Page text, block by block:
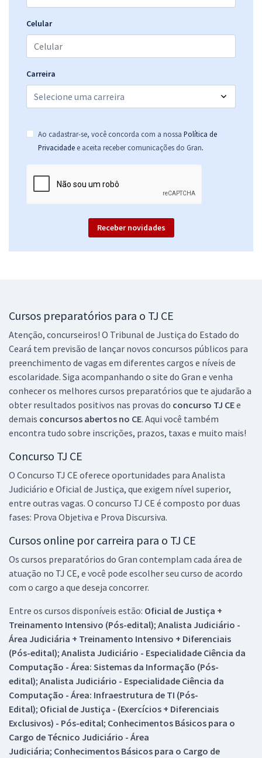
ou 12x deR$30,65
Área Apoio Especializado – Especialidade: Psicologia (Pós-Edital)
R$ 479,92à vista
R$39,99
Economize R$ 119,98 (-20%)
Economize R$ 71,96 (-20%)
Comprar
Mentoria - TJCE (Técnico Judiciário e Analista do Direito) - com Elvino
Magalhães
12x de R$49,83
ou R$ 597,90 à vista
Treinamento Intensivo para TJ CE Analista Judiciário – Área Judiciária
(Pós-edital)
R$ 159,92 à vista
R$
Economize R$ 39,98 (-20%)
Comprar
Treinamento Intensivo para TJ CE - Técnico Judiciário - Área:
Judiciária (Pós-Edital)
R$ 159,92à vista
ou 12x deR$13,33
Economize R$ 39,98 (-20%)
Comprar
Celular
Carreira
Ao cadastrar-se, você concorda com a nossa Política de
Privacidade e aceita receber comunicações do Gran.
Receber novidades
Cursos preparatórios para o TJ CE
Atenção, concurseiros! O Tribunal de Justiça do Estado do
Ceará tem previsão de lançar novos concursos públicos para
preenchimento de vagas em diferentes cargos e níveis de
escolaridade. Siga acompanhando o site do Gran e venha
conhecer os melhores cursos preparatórios que te ajudarão a
obter resultados positivos nas provas do concurso TJ CEe
demais concursos abertos no CE. Aqui você também
encontra tudo sobre inscrições, prazos, taxas e muito mais!
Concurso TJ CE
O Concurso TJ CE oferece oportunidades para Analista
Judiciário e Oficial de Justiça, que exigem nível superior,
entre outras vagas. O concurso TJ CE é composto por duas
fases: Prova Objetiva e Prova Discursiva.
Cursos online por carreira para o TJ CE
Os cursos preparatórios do Gran contemplam cada área de
atuação no TJ CE, e você pode escolher seu curso de acordo
com o cargo a que deseja concorrer.
Entre os cursos disponíveis estão: Oficial de Justiça +
Treinamento Intensivo (Pós-edital); Analista Judiciário -
Área Judiciária + Treinamento Intensivo + Diferenciais
(Pós-edital); Analista Judiciário - Especialidade Ciência da
Computação - Área: Sistemas da Informação (Pós-
edital); Analista Judiciário - Especialidade Ciência da
Computação - Área: Infraestrutura de TI (Pós-
Edital); Oficial de Justiça - (Exercícios + Diferenciais
Exclusivos) - Pós-edital; Conhecimentos Básicos para o
Cargo de Técnico Judiciário - Área
Judiciária; Conhecimentos Básicos para o Cargo de